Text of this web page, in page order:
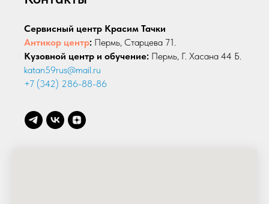
Сервисный центр Красим Тачки
Антикор центр: Пермь, Старцева 71.
Кузовной центр и обучение: Пермь, Г. Хасана 44 Б.
katan59rus@mail.ru
+7 (342) 286-88-86